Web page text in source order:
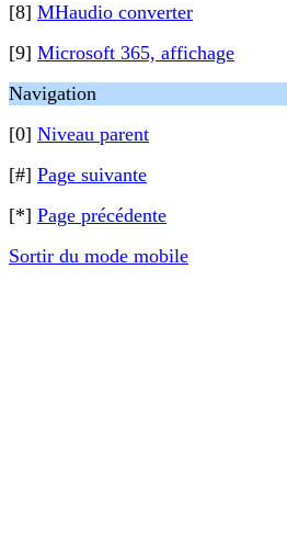
[8] MHaudio converter
[9] Microsoft 365, affichage
Navigation
[0] Niveau parent
[#] Page suivante
[*] Page précédente
Sortir du mode mobile